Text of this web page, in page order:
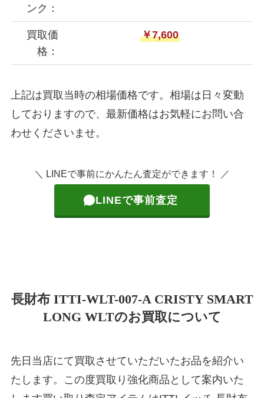
ンク：
買取価
格：
￥7,600
上記は買取当時の相場価格です。相場は日々変動
しておりますので、最新価格はお気軽にお問い合
わせくださいませ。
＼ LINEで事前にかんたん査定ができます！ ／
LINEで事前査定
長財布 ITTI-WLT-007-A CRISTY SMART
LONG WLTのお買取について
先日当店にて買取させていただいたお品を紹介い
たします。この度買取り強化商品として案内いた